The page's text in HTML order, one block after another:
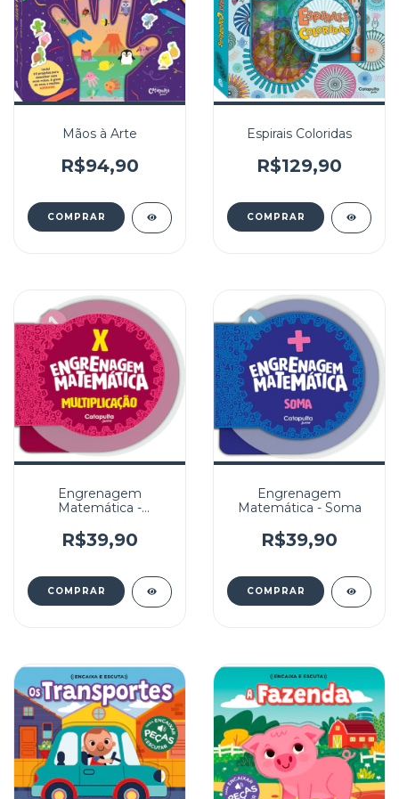
Mãos à Arte
R$94,90
Espirais Coloridas
R$129,90
Engrenagem
Matemática -
R$39,90
Engrenagem
Matemática - Soma
R$39,90